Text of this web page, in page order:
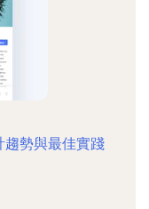
趨勢與最佳實踐